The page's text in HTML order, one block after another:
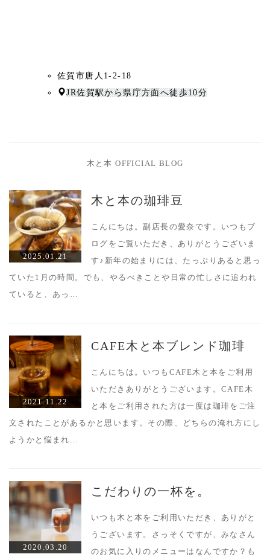
佐賀市唐人1-2-18
JR佐賀駅から県庁方面へ徒歩10分
木と本 OFFICIAL BLOG
2025.01.21
木と本の珈琲豆
こんにちは。副店長の愛奈です。いつもブ
ログをご覧いただき、ありがとうございま
す♪新年の始まりには、たっぷりあると思っ
ていた1月の時間。でも、やるべきことや日常の忙しさに追われ
ていると、あっ…
2021.11.22
CAFE木と本ブレンド珈琲
こんにちは。いつもCAFE木と本をご利用
いただきありがとうございます。CAFE木
と本をご利用された方は一度は珈琲をご注
文されたことがあるかと思います。その際、どちらの淹れ方にし
ようかと悩まれ…
2020.03.20
こだわりの一杯を。
いつも木と本をご利用いただき、ありがと
うございます。さっそくですが、みなさん
のお気に入りのメニューはなんですか？も